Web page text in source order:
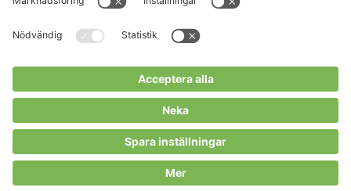
Karriär
Kalender
Verksamheter
Om Hushållningssällskapet
Hushållningssällskapens
Tjänster
Välkommen till Portalen!
Cookies m.m.
Cookies